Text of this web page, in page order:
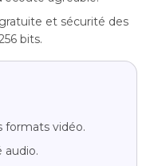
et sécurité des
bits.
formats vidéo.
audio.